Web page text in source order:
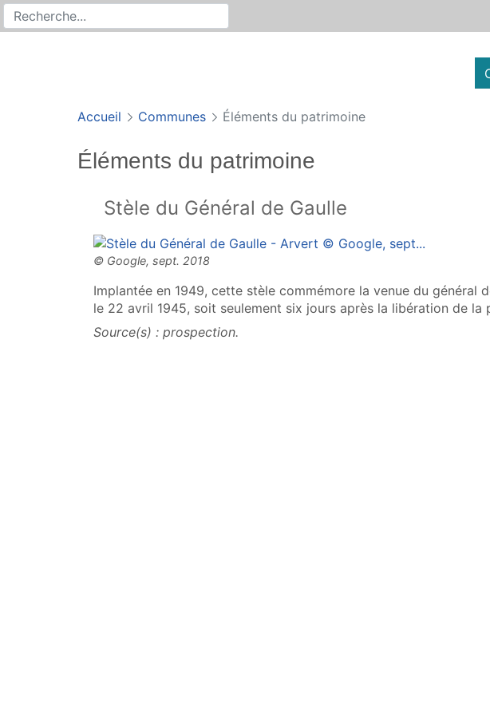
Recherche sur le site
Rechercher
Accueil Communes Éléments du patrimoine
Éléments du patrimoine
Stèle du Général de Gaulle
Implantée en 1949, cette stèle commémore la venue du général
le 22 avril 1945, soit seulement six jours après la libération de la
Source(s) : prospection.